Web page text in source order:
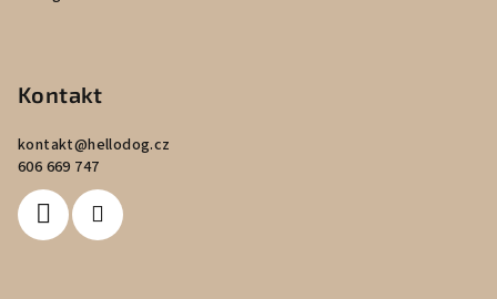
Kontakt
kontakt@hellodog.cz
606 669 747